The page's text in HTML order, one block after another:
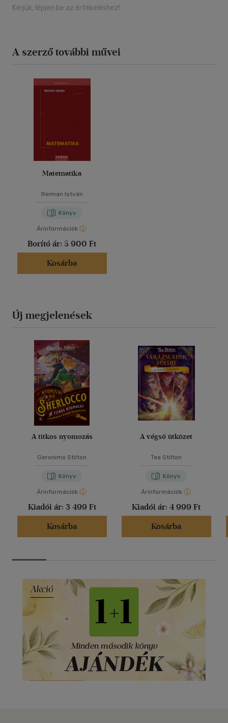
Kérjük, lépjen be az értékeléshez!
A szerző további művei
Matematika
Reiman István
Könyv
Árinformációk
Borító ár: 5 900 Ft
Kosárba
Új megjelenések
A titkos nyomozás
Geronimo Stilton
Könyv
Árinformációk
Kiadói ár: 3 499 Ft
Kosárba
A végső ütközet
Tea Stilton
Könyv
Árinformációk
Kiadói ár: 4 999 Ft
Kosárba